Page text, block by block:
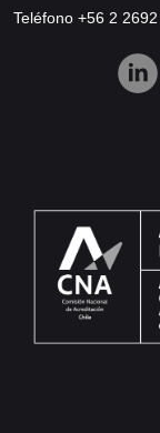
Teléfono +56 2